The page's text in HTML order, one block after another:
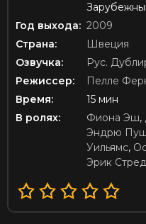
Год выхода: 2009
Страна:
Швеция
Озвучка:
Рус.
Режиссер:
Пелле
Время:
15 мин
В ролях:
Фиона Эш,
Эндрю
Уильямс,
Эрик